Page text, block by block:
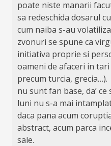
poate niste manarii
sa redeschida dosarul
cum naiba s-au
zvonuri se spune ca
initiativa proprie si
oameni de afaceri in
precum turcia, grecia…).
nu sunt fan base, da’
luni nu s-a mai
daca pana acum
abstract, acum parca
sale.